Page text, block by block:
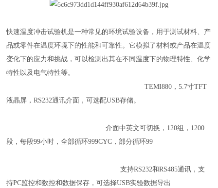
快速温度冲击试验机是一种常见的环境试验设备，用于测试材料、产
品或零件在温度环境下的性能和可靠性。它模拟了材料或产品在温度
变化下的应力和挑战，可以检测出其在不同温度下的物理特性、化学
特性以及电气特性等。
TEMI880，5.7寸TFT
液晶屏，RS232通讯介面，可选配USB存储。
介面中英文可切换， 120组，1200
段，每段99小时，全部循环999CYC，部分循环99
支持RS232和RS485通讯，支
持PC监控和数控和数据保存，可选择USB实验数据导出